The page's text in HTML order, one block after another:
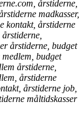
årstiderne,
madkasser,
kontakt, årstiderne
årstiderne, budget
budget
årstiderne,
årstiderne
årstiderne job,
måltidskasser